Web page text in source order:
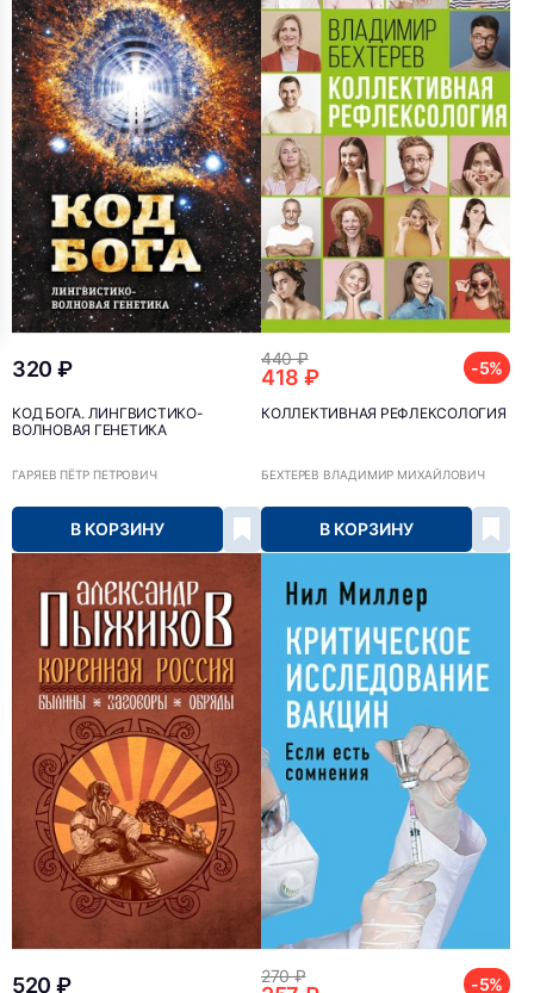
320 ₽
КОД БОГА. ЛИНГВИСТИКО-
ВОЛНОВАЯ ГЕНЕТИКА
ГАРЯЕВ ПЁТР ПЕТРОВИЧ
В КОРЗИНУ
440 ₽
418 ₽ -5%
КОЛЛЕКТИВНАЯ РЕФЛЕКСОЛОГИЯ
БЕХТЕРЕВ ВЛАДИМИР МИХАЙЛОВИЧ
В КОРЗИНУ
520 ₽ 270 ₽ -5%